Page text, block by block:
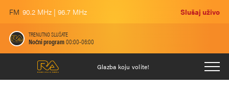
FM 90.2 MHz | 96.7 MHz Slušaj uživo
TRENUTNO SLUŠATE
Noćni program00:00-06:00
Glazba koju volite!